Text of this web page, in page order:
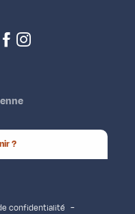
?
confidentialité